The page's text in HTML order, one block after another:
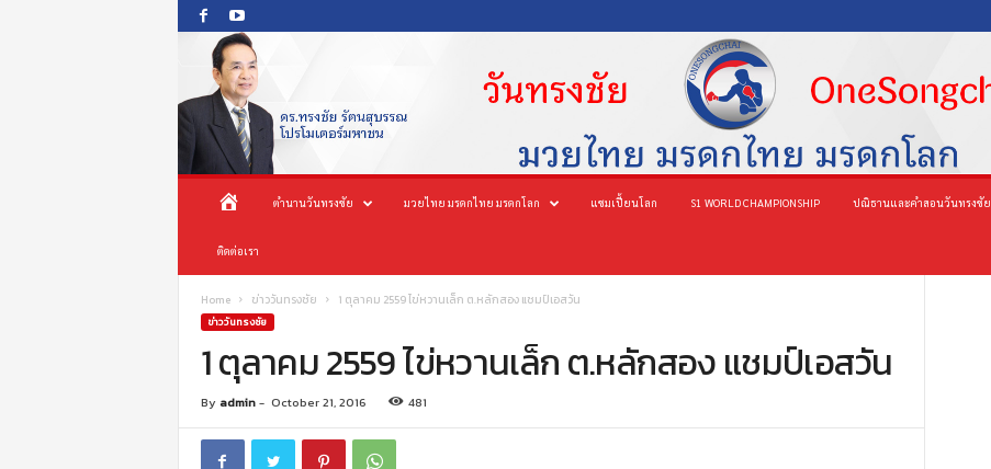
O
o
น้
า
ก
ตำนานวันทรงชัย มวยไทย มรดกไทย มรดกโลก แชมเปี้ยนโลก S1 WORLD CHAMPIONSHIP ปณิธานและคำสอนวันทรงชัย
ติดต่อเรา
Home ข่าววันทรงชัย 1 ตุลาคม 2559 ไข่หวานเล็ก ต.หลักสอง แชมป์เอสวัน
ข่าววันทรงชัย
1 ตุลาคม 2559 ไข่หวานเล็ก ต.หลักสอง แชมป์เอสวัน
By admin- October 21, 2016 481